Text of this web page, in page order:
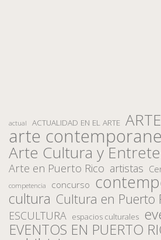
actual ACTUALIDAD EN EL ARTE ARTE
arte
Arte Cultura y
Arte en Puerto Rico artistas
competencia concurso
cultura Cultura en Puerto
ESCULTURA espacios culturales
EVENTOS EN PUERTO